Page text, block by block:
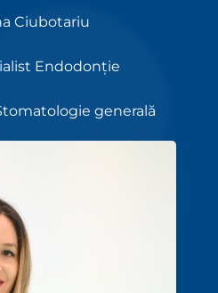
Ciubotariu
Endodonție
generală